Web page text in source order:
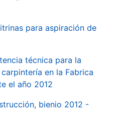
para aspiración de
técnica para la
en la Fabrica
el año 2012
bienio 2012 -